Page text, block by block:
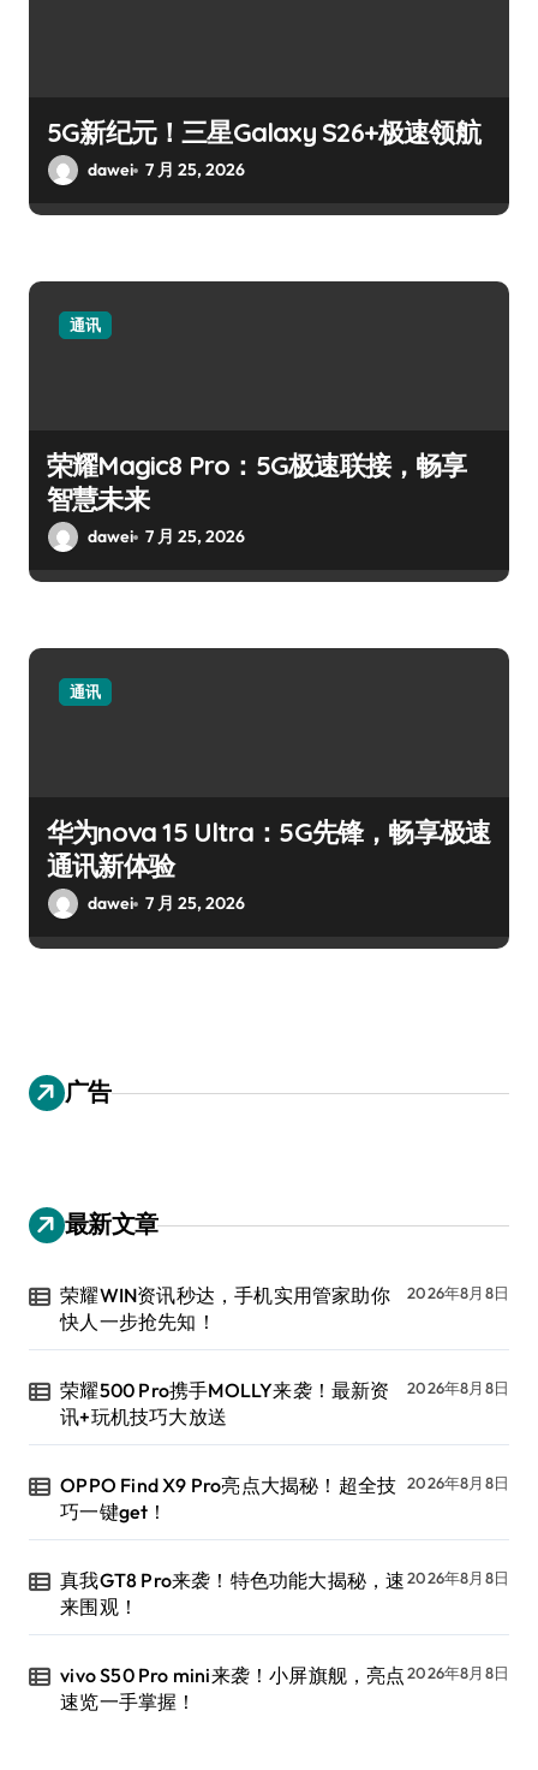
5G新纪元！三星Galaxy S26+极速领航
dawei 7 月 25, 2026
通讯
荣耀Magic8 Pro：5G极速联接，畅享
智慧未来
dawei 7 月 25, 2026
通讯
华为nova 15 Ultra：5G先锋，畅享极速
通讯新体验
dawei 7 月 25, 2026
广告
最新文章
荣耀WIN资讯秒达，手机实用管家助你
快人一步抢先知！
2026年8月8日
荣耀500 Pro携手MOLLY来袭！最新资
讯+玩机技巧大放送
2026年8月8日
OPPO Find X9 Pro亮点大揭秘！超全技
巧一键get！
2026年8月8日
真我GT8 Pro来袭！特色功能大揭秘，速
来围观！
2026年8月8日
vivo S50 Pro mini来袭！小屏旗舰，亮点
速览一手掌握！
2026年8月8日